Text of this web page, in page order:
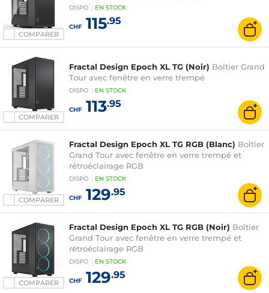
COMPARER
DISPO : EN STOCK
CHF115.95
COMPARER
Fractal Design Epoch XL TG (Noir) Boîtier Grand
Tour avec fenêtre en verre trempé
DISPO : EN STOCK
CHF113.95
COMPARER
Fractal Design Epoch XL TG RGB (Blanc) Boîtier
Grand Tour avec fenêtre en verre trempé et
rétroéclairage RGB
DISPO : EN STOCK
CHF129.95
COMPARER
Fractal Design Epoch XL TG RGB (Noir) Boîtier
Grand Tour avec fenêtre en verre trempé et
rétroéclairage RGB
DISPO : EN STOCK
CHF129.95